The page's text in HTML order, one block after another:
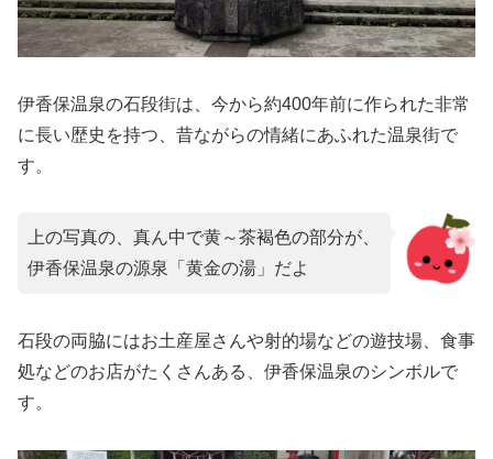
伊香保温泉の石段街は、今から約400年前に作られた非常
に長い歴史を持つ、昔ながらの情緒にあふれた温泉街で
す。
上の写真の、真ん中で黄～茶褐色の部分が、
伊香保温泉の源泉「黄金の湯」だよ
石段の両脇にはお土産屋さんや射的場などの遊技場、食事
処などのお店がたくさんある、伊香保温泉のシンボルで
す。